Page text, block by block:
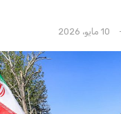
10 مايو، 2026